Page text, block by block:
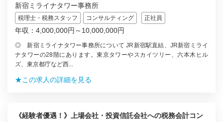
新宿ミライナタワー事務所
税理士・税務スタッフ コンサルティング 正社員
年収：4,000,000円～10,000,000円
◎ 新宿ミライナタワー事務所について JR新宿駅直結、JR新宿ミライ
ナタワーの28階にあります。東京タワーやスカイツリー、六本木ヒル
ズ、東京都庁など西...
★この求人の詳細を見る
《経験者優遇！》上場会社・投資信託会社への税務会計コン